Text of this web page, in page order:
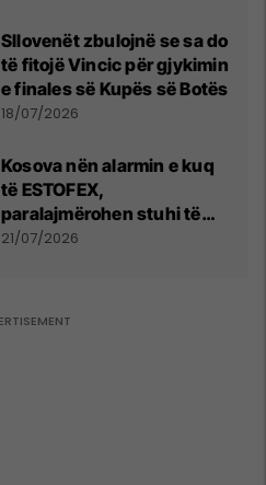
Sllovenët zbulojnë se sa do
të fitojë Vincic për gjykimin
e finales së Kupës së Botës
18/07/2026
Kosova nën alarmin e kuq
të ESTOFEX,
paralajmërohen stuhi të
fuqishme me breshër dhe
21/07/2026